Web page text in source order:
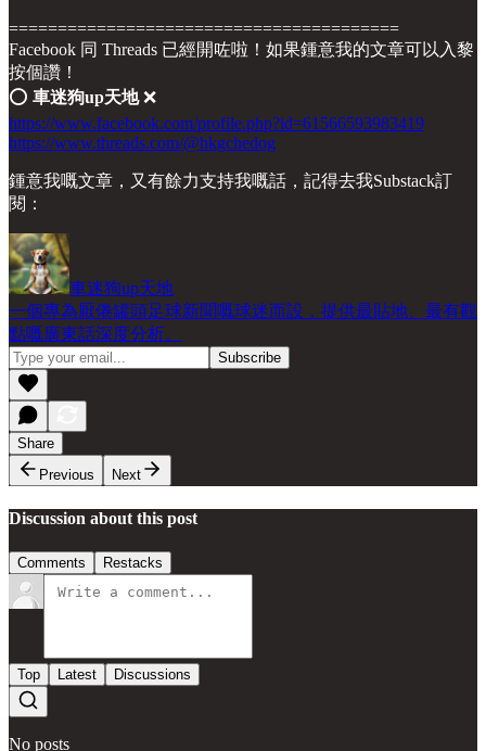
========================================
Facebook 同 Threads 已經開咗啦！如果鍾意我的文章可以入黎
按個讚！
⭕️ 車迷狗up天地❌
https://www.facebook.com/profile.php?id=61566593983419
https://www.threads.com/@hkgchedog
鍾意我嘅文章，又有餘力支持我嘅話，記得去我Substack訂
閱：
車迷狗up天地
一個專為厭倦罐頭足球新聞嘅球迷而設，提供最貼地、最有觀
點嘅廣東話深度分析。
Share
Previous
Next
Discussion about this post
Comments Restacks
Top Latest Discussions
No posts